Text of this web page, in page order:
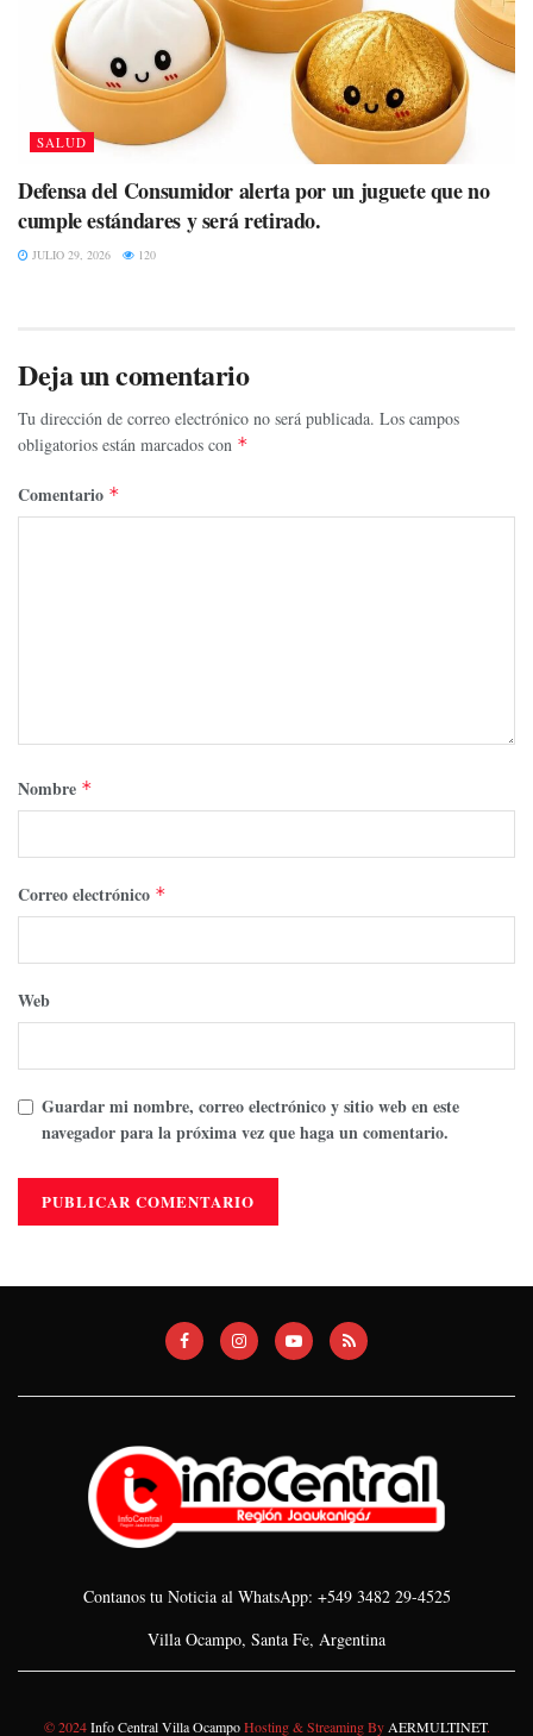
SALUD
Defensa del Consumidor alerta por un juguete que no
cumple estándares y será retirado.
JULIO 29, 2026 120
Deja un comentario
Tu dirección de correo electrónico no será publicada. Los campos
obligatorios están marcados con *
Comentario *
Nombre *
Correo electrónico *
Web
Guardar mi nombre, correo electrónico y sitio web en este
navegador para la próxima vez que haga un comentario.
Contanos tu Noticia al WhatsApp: +549 3482 29-4525
Villa Ocampo, Santa Fe, Argentina
© 2024Info Central Villa OcampoHosting & Streaming ByAERMULTINET.